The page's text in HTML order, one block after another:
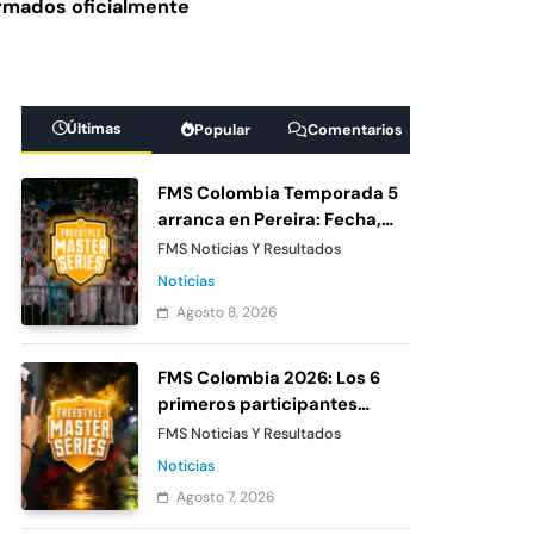
oficialmente
de Urban
2026: cruces,
Últimas Popular Comentarios
FMS Colombia Temporada 5
arranca en Pereira: Fecha,
sede y entradas gratis
FMS Noticias Y Resultados
Noticias
Agosto 8, 2026
FMS Colombia 2026: Los 6
primeros participantes
confirmados oficialmente
FMS Noticias Y Resultados
Noticias
Agosto 7, 2026